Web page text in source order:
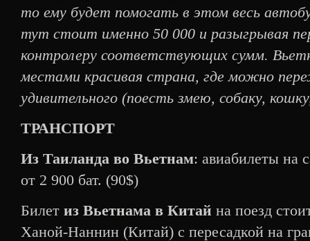
то ему будет помогать в этом весь
тут стоит именно 50 000 и разыгрывая
контролеру соответствующих сумм.
местами красивая страна, где можно
удивительного (поесть змею, собаку,
ТРАНСПОРТ
Из Таиланда во Вьетнам: авиабилеты на
от 2 900 бат. (90$)
Билет из Вьетнама в Китай на поезд
Ханой-Наннин (Китай) с пересадкой на